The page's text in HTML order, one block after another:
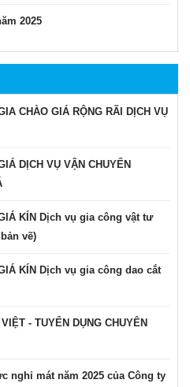
2025
CHÀO GIÁ RỘNG RÃI DỊCH VỤ
DỊCH VỤ VẬN CHUYỂN
KÍN Dịch vụ gia công vật tư
vẽ)
KÍN Dịch vụ gia công dao cắt
- TUYỂN DỤNG CHUYÊN
nghỉ mát năm 2025 của Công ty